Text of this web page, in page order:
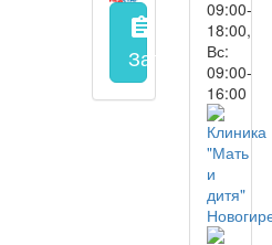
assignment
Запись на прием
09:00-
18:00,
Вс:
09:00-
16:00